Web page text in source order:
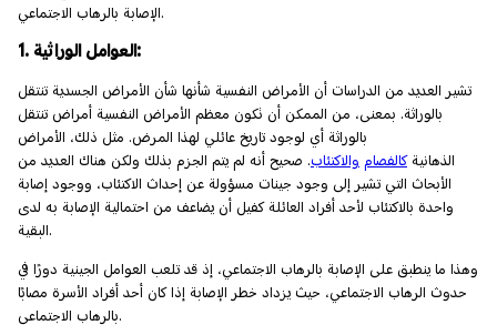
الإصابة بالرهاب الاجتماعي.
1. العوامل الوراثية:
تشير العديد من الدراسات أن الأمراض النفسية شأنها شأن الأمراض الجسدية تنتقل
بالوراثة. بمعنى، من الممكن أن تكون معظم الأمراض النفسية أمراض تنتقل
بالوراثة أي لوجود تاريخ عائلي لهذا المرض. مثل ذلك، الأمراض
الذهانيةكالفصام والاكتئاب. صحيح أنه لم يتم الجزم بذلك ولكن هناك العديد من
الأبحاث التي تشير إلى وجود جينات مسؤولة عن إحداث الاكتئاب، ووجود إصابة
واحدة بالاكتئاب لأحد أفراد العائلة كفيل أن يضاعف من احتمالية الإصابة به لدى
البقية.
وهذا ما ينطبق على الإصابة بالرهاب الاجتماعي، إذ قد تلعب العوامل الجينية دورًا في
حدوث الرهاب الاجتماعي، حيث يزداد خطر الإصابة إذا كان أحد أفراد الأسرة مصابًا
بالرهاب الاجتماعي.